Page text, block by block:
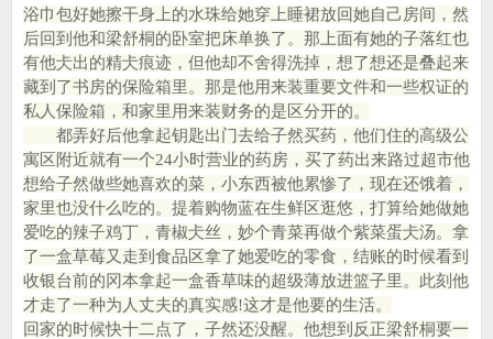
浴巾包好她擦干身上的水珠给她穿上睡裙放回她自己房间，然
后回到他和梁舒桐的卧室把床单换了。那上面有她的子落红也
有他仧出的精仧痕迹，但他却不舍得洗掉，想了想还是叠起来
藏到了书房的保险箱里。那是他用来装重要文件和一些权证的
私人保险箱，和家里用来装财务的是区分开的。
都弄好后他拿起钥匙出门去给子然买药，他们住的高级公
寓区附近就有一个24小时营业的药房，买了药出来路过超市他
想给子然做些她喜欢的菜，小东西被他累惨了，现在还饿着，
家里也没什么吃的。提着购物蓝在生鲜区逛悠，打算给她做她
爱吃的辣子鸡丁，青椒仧丝，妙个青菜再做个紫菜蛋仧汤。拿
了一盒草莓又走到食品区拿了她爱吃的零食，结账的时候看到
收银台前的冈本拿起一盒香草味的超级薄放进篮子里。此刻他
才走了一种为人丈夫的真实感!这才是他要的生活。
回家的时候快十二点了，子然还没醒。他想到反正梁舒桐要一